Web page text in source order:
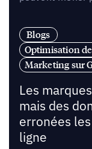
Blogs
Optimisation
Marketing sur
Les
mais des
erronées
ligne